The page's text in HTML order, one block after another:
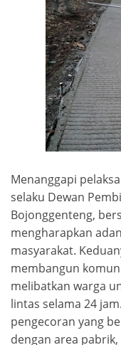
Menanggapi
selaku Dewan
Bojonggenteng,
mengharapkan
masyarakat.
membangun
melibatkan warga
lintas selama 24
pengecoran yang
dengan area